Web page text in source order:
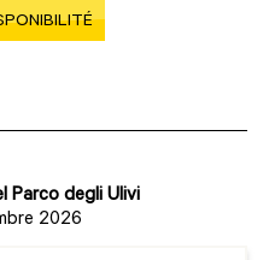
Parco degli Ulivi
2026